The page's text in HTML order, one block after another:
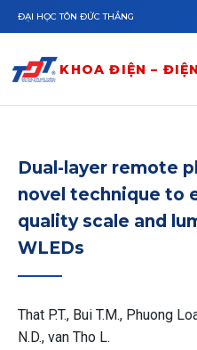
Nhảy đến nội dung
ĐẠI HỌC TÔN ĐỨC THẮNG
KHOA ĐIỆN –
Dual-layer remote
novel technique to
quality scale and
WLEDs
That P.T., Bui T.M., Phuong
N.D., van Tho L.